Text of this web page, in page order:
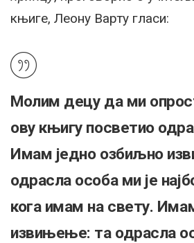
књиге, Леону Варту гласи:
Молим децу да ми
ову књигу посветио
Имам једно озбиљно
одрасла особа ми је
кога имам на свету.
извињење: та одрасла